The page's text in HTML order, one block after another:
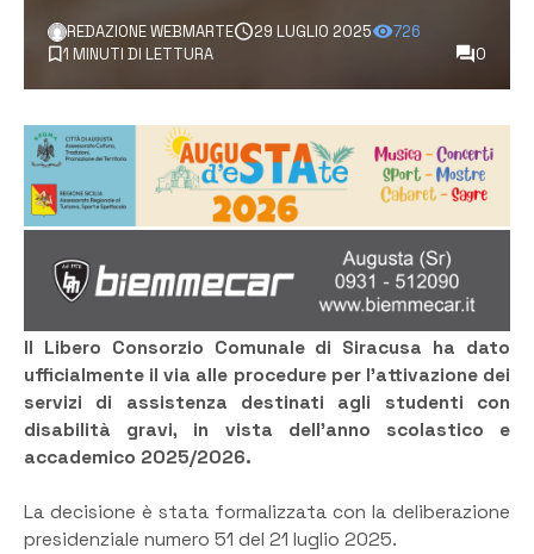
REDAZIONE WEBMARTE 29 LUGLIO 2025
726
1 MINUTI DI LETTURA
0
Il Libero Consorzio Comunale di Siracusa ha dato
ufficialmente il via alle procedure per l’attivazione dei
servizi di assistenza destinati agli studenti con
disabilità gravi, in vista dell’anno scolastico e
accademico 2025/2026.
La decisione è stata formalizzata con la deliberazione
presidenziale numero 51 del 21 luglio 2025.